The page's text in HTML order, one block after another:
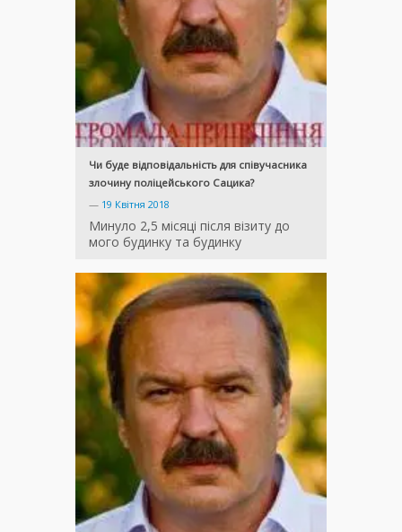
Чи буде відповідальність для співучасника
злочину поліцейського Сацика?
— 19 Квітня 2018
Минуло 2,5 місяці після візиту до
мого будинку та будинку